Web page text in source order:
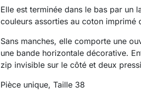
Elle est terminée dans le bas par un
couleurs assorties au coton imprimé
Sans manches, elle comporte une
une bande horizontale décorative.
zip invisible sur le côté et deux
Pièce unique, Taille 38